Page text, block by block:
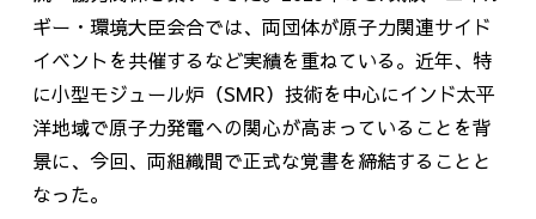
ギー・環境大臣会合では、両団体が原子力関連サイド
イベントを共催するなど実績を重ねている。近年、特
に小型モジュール炉（SMR）技術を中心にインド太平
洋地域で原子力発電への関心が高まっていることを背
景に、今回、両組織間で正式な覚書を締結することと
なった。